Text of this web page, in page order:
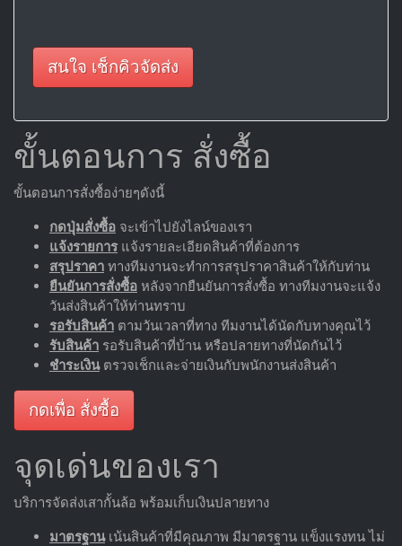
สนใจ เช็กคิวจัดส่ง
ขั้นตอนการ สั่งซื้อ
ขั้นตอนการสั่งซื้อง่ายๆดังนี้
กดปุ่มสั่งซื้อ จะเข้าไปยังไลน์ของเรา
แจ้งรายการแจ้งรายละเอียดสินค้าที่ต้องการ
สรุปราคา ทางทีมงานจะทำการสรุปราคาสินค้าให้กับท่าน
ยืนยันการสั่งซื้อ หลังจากยืนยันการสั่งซื้อ ทางทีมงานจะแจ้ง
วันส่งสินค้าให้ท่านทราบ
รอรับสินค้า ตามวันเวลาที่ทาง ทีมงานได้นัดกับทางคุณไว้
รับสินค้า รอรับสินค้าที่บ้าน หรือปลายทางที่นัดกันไว้
ชำระเงินตรวจเช็กและจ่ายเงินกับพนักงานส่งสินค้า
กดเพื่อ สั่งซื้อ
จุดเด่นของเรา
บริการจัดส่งเสากั้นล้อ พร้อมเก็บเงินปลายทาง
มาตรฐานเน้นสินค้าที่มีคุณภาพ มีมาตรฐาน แข็งแรงทน ไม่